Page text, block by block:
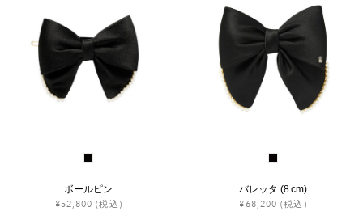
ボールピン
¥52,800 (税込)
バレッタ (8 cm)
¥68,200 (税込)